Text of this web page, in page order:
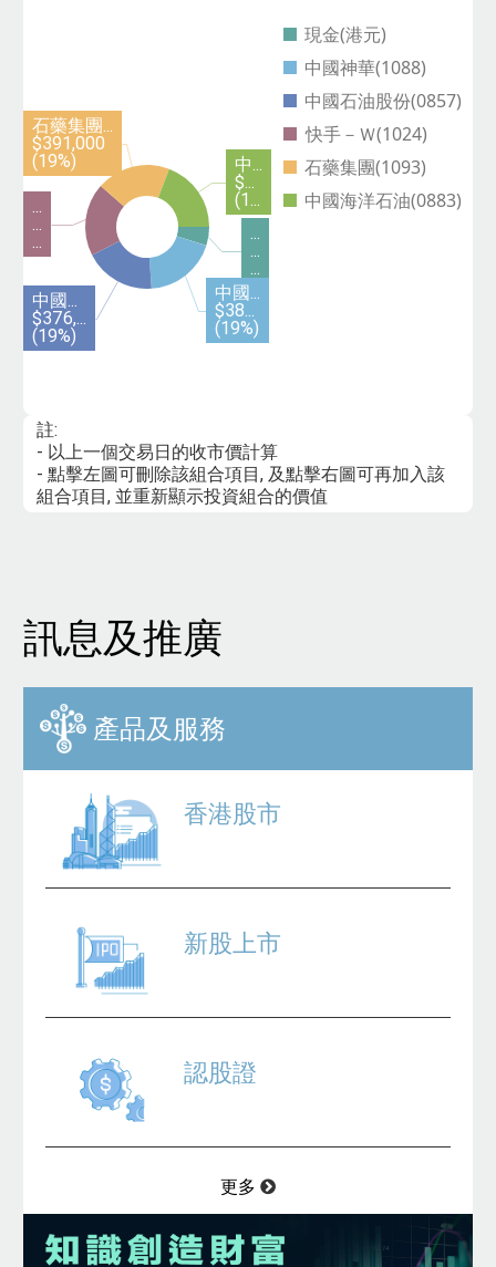
...
...
...
中國...
$38...
(19%)
中國...
$376,...
(19%)
...
...
...
石藥集團...
$391,000
(19%)
中...
$...
(1...
現金(港元)
中國神華(1088)
中國石油股份(0857)
快手－Ｗ(1024)
石藥集團(1093)
中國海洋石油(0883)
註:
- 以上一個交易日的收市價計算
- 點擊左圖可刪除該組合項目, 及點擊右圖可再加入該
組合項目, 並重新顯示投資組合的價值
訊息及推廣
產品及服務
香港股市
新股上市
認股證
更多